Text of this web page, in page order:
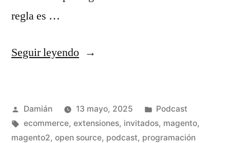
regla es …
Seguir leyendo«S03E01
meeting
–
Publicado
por
Damián 13 mayo, 2025
Publicado
en
Podcast
Etiquetas:
ecommerce, extensiones, invitados, magento,
magento2, open source, podcast, programación